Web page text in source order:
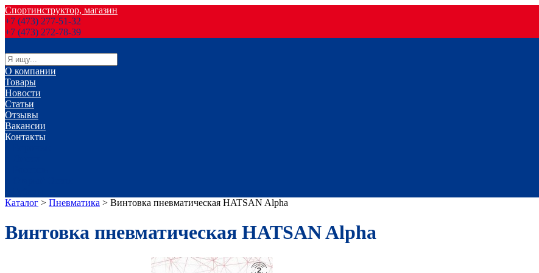
Спортинструктор, магазин
+7 (473) 277-51-32
+7 (473) 272-78-39
О компании
Товары
Новости
Статьи
Отзывы
Вакансии
Контакты
Каталог > Пневматика > Винтовка пневматическая HATSAN Alpha
Винтовка пневматическая HATSAN Alpha